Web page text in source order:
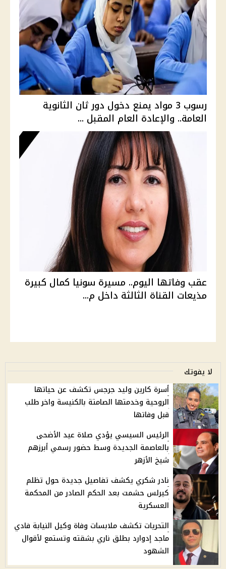
رسوب 3 مواد يمنع دخول دور ثان الثانوية
العامة.. والإعادة العام المقبل ...
عقب وفاتها اليوم.. مسيرة سونيا كمال كبيرة
مذيعات القناة الثالثة داخل م...
لا يفوتك
أسرة كارين وليد جرجس تكشف عن حياتها
الروحية وخدمتها الصامتة بالكنيسة واخر طلب
قبل وفاتها
الرئيس السيسي يؤدي صلاة عيد الأضحى
بالعاصمة الجديدة وسط حضور رسمي أبرزهم
شيخ الأزهر
نادر شكري يكشف تفاصيل جديدة حول تظلم
كيرلس حشمت بعد الحكم الصادر من المحكمة
العسكرية
التحريات تكشف ملابسات وفاة وكيل النيابة فادي
ماجد إدوارد بطلق ناري بشقته وتستمع لأقوال
الشهود